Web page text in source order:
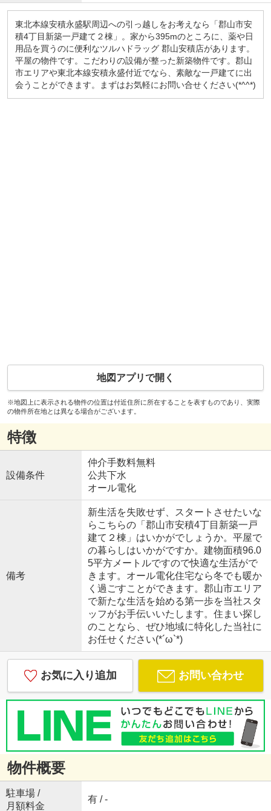
東北本線安積永盛駅周辺への引っ越しをお考えなら「郡山市安
積4丁目新築一戸建て２棟」。家から395mのところに、薬や日
用品を買うのに便利なツルハドラッグ 郡山安積店があります。
平屋の物件です。こだわりの設備が整った新築物件です。郡山
市エリアや東北本線安積永盛付近でなら、素敵な一戸建てに出
会うことができます。まずはお気軽にお問い合せください(*^^*)
地図アプリで開く
※地図上に表示される物件の位置は付近住所に所在することを表すものであり、実際
の物件所在地とは異なる場合がございます。
特徴
設備条件
仲介手数料無料
公共下水
オール電化
備考
新生活を失敗せず、スタートさせたいな
らこちらの「郡山市安積4丁目新築一戸
建て２棟」はいかがでしょうか。平屋で
の暮らしはいかがですか。建物面積96.0
5平方メートルですので快適な生活がで
きます。オール電化住宅なら冬でも暖か
く過ごすことができます。郡山市エリア
で新たな生活を始める第一歩を当社スタ
ッフがお手伝いいたします。住まい探し
のことなら、ぜひ地域に特化した当社に
お任せください(*´ω`*)
お気に入り追加 お問い合わせ
物件概要
駐車場 /
月額料金
有 / -